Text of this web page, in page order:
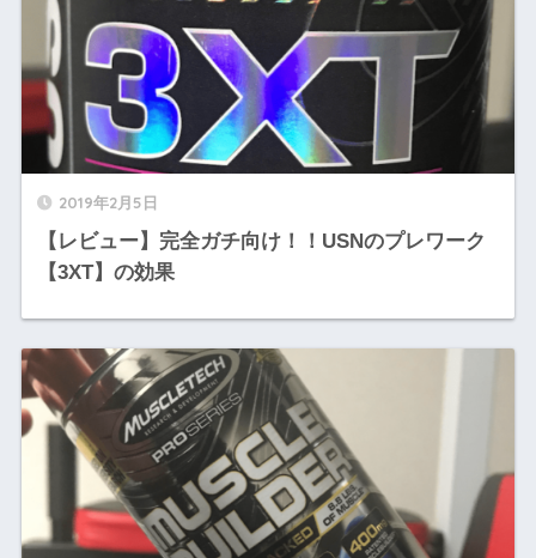
2019年2月5日
【レビュー】完全ガチ向け！！USNのプレワーク
【3XT】の効果